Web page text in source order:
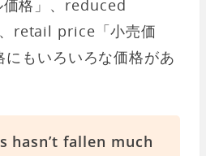
格」、reduced
retail price「小売価
もいろいろな価格があ
hasn’t fallen much